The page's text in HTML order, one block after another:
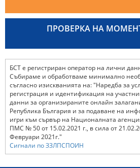
ПРОВЕРКА НА
БСТ е регистриран оператор на лични
Събираме и обработваме минимално
съгласно изискванията на: "Наредба за
регистрация и идентификация на
данни за организираните онлайн
Република България и за подаване на
игри към сървър на Националната
ПМС № 50 от 15.02.2021 г., в сила от
Февруари 2021г."
Сигнали по ЗЗЛПСПОИН